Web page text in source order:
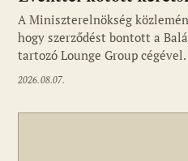
Fotó: media1.hu
A Miniszterelnökség
hogy szerződést bontott a
tartozó Lounge Group cégével.
2026.08.07.